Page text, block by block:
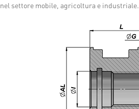
nel settore mobile, agricoltura e industriale.